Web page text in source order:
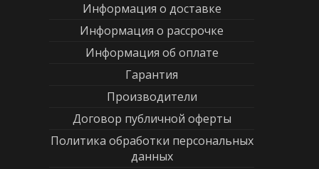
Информация о доставке
Информация о рассрочке
Информация об оплате
Гарантия
Производители
Договор публичной оферты
Политика обработки персональных
данных